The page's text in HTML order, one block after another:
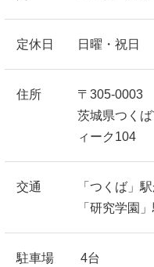
定休日 日曜・祝日
住所
〒305-0003
茨城県つく
ィーク104
交通
「つくば」
「研究学園
駐車場 4台